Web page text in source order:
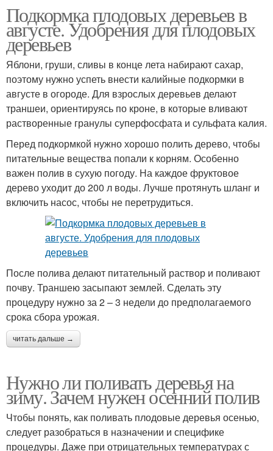
Подкормка плодовых деревьев в
августе. Удобрения для плодовых
деревьев
Яблони, груши, сливы в конце лета набирают сахар,
поэтому нужно успеть внести калийные подкормки в
августе в огороде. Для взрослых деревьев делают
траншеи, ориентируясь по кроне, в которые вливают
растворенные гранулы суперфосфата и сульфата калия.
Перед подкормкой нужно хорошо полить дерево, чтобы
питательные вещества попали к корням. Особенно
важен полив в сухую погоду. На каждое фруктовое
дерево уходит до 200 л воды. Лучше протянуть шланг и
включить насос, чтобы не перетрудиться.
После полива делают питательный раствор и поливают
почву. Траншею засыпают землей. Сделать эту
процедуру нужно за 2 – 3 недели до предполагаемого
срока сбора урожая.
читать дальше →
Нужно ли поливать деревья на
зиму. Зачем нужен осенний полив
Чтобы понять, как поливать плодовые деревья осенью,
следует разобраться в назначении и специфике
процедуры. Даже при отрицательных температурах с